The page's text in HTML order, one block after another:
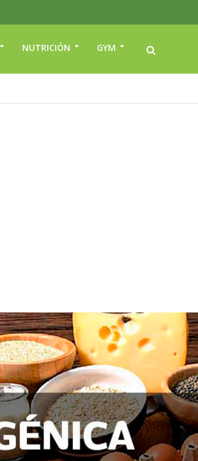
NUTRICIÓN GYM